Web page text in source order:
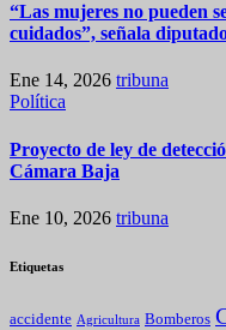
“Las mujeres no pueden
cuidados”, señala
Ene 14, 2026 tribuna
Política
Proyecto de ley de
Cámara Baja
Ene 10, 2026 tribuna
Etiquetas
accidente Agricultura Bomberos